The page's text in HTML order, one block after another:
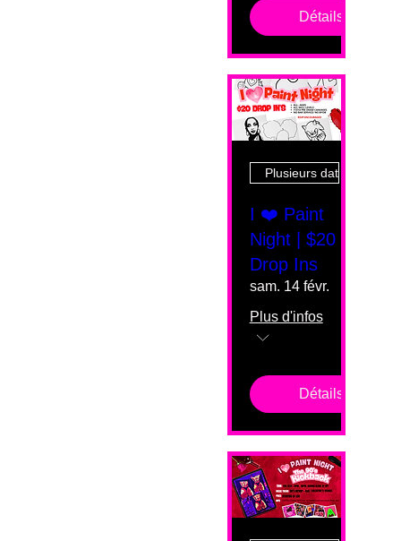
Détails
Plusieurs dates
I ❤️ Paint
Night | $20
Drop Ins
sam. 14 févr.
Plus d'infos
Détails